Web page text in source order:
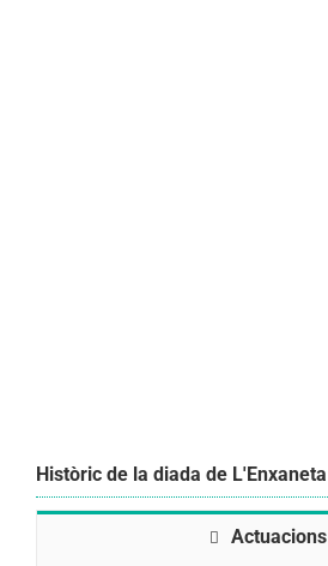
Històric de la diada de L'Enxaneta
Actuacions